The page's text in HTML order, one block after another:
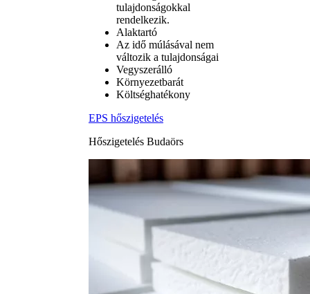
tulajdonságokkal
rendelkezik.
Alaktartó
Az idő múlásával nem
változik a tulajdonságai
Vegyszerálló
Környezetbarát
Költséghatékony
EPS hőszigetelés
Hőszigetelés Budaörs